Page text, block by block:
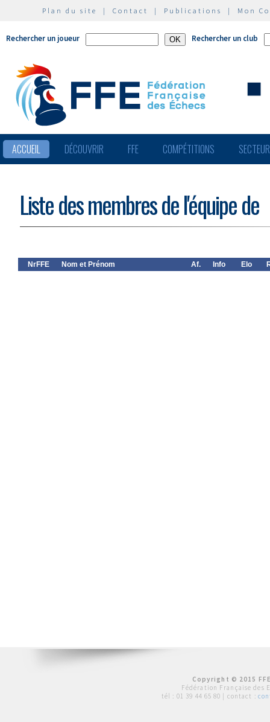
Plan du site | Contact | Publications | Mon
Rechercher un joueur Rechercher un club
ACCUEIL DÉCOUVRIR FFE COMPÉTITIONS
Liste des membres de l'équipe de
NrFFE Nom et Prénom Af. Info Elo
Copyright © 2015
Fédération Française des
tél : 01 39 44 65 80 | contact :